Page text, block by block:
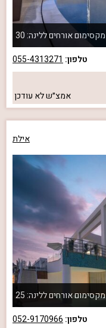
מקסימום אורחים ללינה: 30
טלפון: 055-4313271
אמצ״שלא עודכן
אילת
מקסימום אורחים ללינה: 25
טלפון: 052-9170966